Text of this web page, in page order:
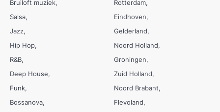
Bruiloft muziek
Salsa
Jazz
Hip Hop
R&B
Deep House
Funk
Bossanova
Rotterdam
Eindhoven
Gelderland
Noord Holland
Groningen
Zuid Holland
Noord Brabant
Flevoland